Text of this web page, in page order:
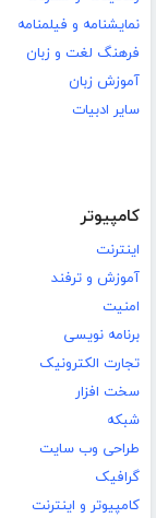
نمایشنامه و فیلمنامه
فرهنگ لغت و زبان
آموزش زبان
سایر ادبیات
کامپیوتر
اینترنت
آموزش و ترفند
امنیت
برنامه نویسی
تجارت الکترونیک
سخت افزار
شبکه
طراحی وب سایت
گرافیک
کامپیوتر و اینترنت